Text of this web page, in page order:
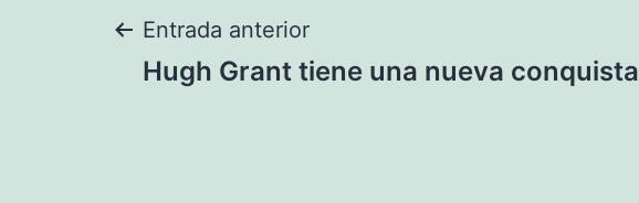
Navegación
Entrada anterior
Hugh Grant tiene una nueva conquista